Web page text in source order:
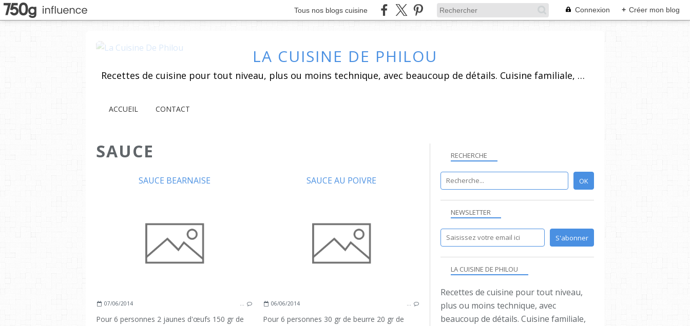
Tous nos blogs cuisine Connexion + Créer mon blog
LA CUISINE DE PHILOU
Recettes de cuisine pour tout niveau, plus ou moins technique, avec beaucoup de détails. Cuisine familiale, simples dans l'ensemble et réalisables par un grand nombre de personnes. Vous pouvez vous inscrire à la newsletter, poser vos questions et laisser un commentaire.
ACCUEIL CONTACT
SAUCE
SAUCE BEARNAISE
07/06/2014
Pour 6 personnes 2 jaunes d'œufs 150 gr de
SAUCE AU POIVRE
CRÈME
SAUCE
VINAIGRE
06/06/2014
Pour 6 personnes 30 gr de beurre 20 gr de
NEWSLETTER
RECHERCHE
LA CUISINE DE PHILOU
Recettes de cuisine pour tout niveau,
plus ou moins technique, avec
beaucoup de détails. Cuisine familiale,